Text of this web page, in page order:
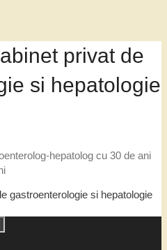
privat de
si hepatologie
hepatolog cu 30 de ani